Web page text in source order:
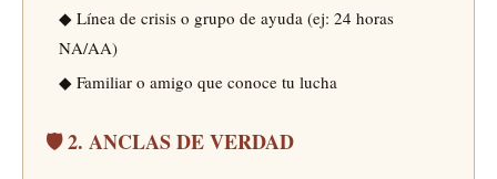
◆ Línea de crisis o grupo de ayuda (ej: 24 horas
NA/AA)
◆ Familiar o amigo que conoce tu lucha
🛡️ 2. ANCLAS DE VERDAD